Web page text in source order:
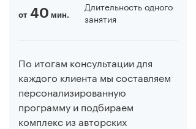
от40 мин.
Длительность одного
занятия
По итогам консультации для
каждого клиента мы составляем
персонализированную
программу и подбираем
комплекс из авторских